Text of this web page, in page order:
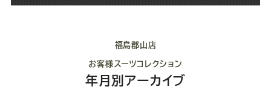
福島郡山店
お客様スーツコレクション
年月別アーカイブ